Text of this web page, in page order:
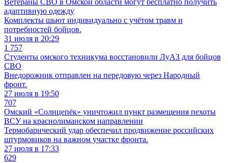
Ветераны СВО в Омской области могут бесплатно получить
адаптивную одежду
Комплекты шьют индивидуально с учётом травм и
потребностей бойцов.
31 июля в 20:29
1 757
Студенты омского техникума восстановили ЛуАЗ для бойцов
СВО
Внедорожник отправлен на передовую через Народный
фронт.
27 июля в 19:50
707
Омский «Солнцепёк» уничтожил пункт размещения пехоты
ВСУ на краснолиманском направлении
Термобарический удар обеспечил продвижение российских
штурмовиков на важном участке фронта.
27 июля в 17:33
629